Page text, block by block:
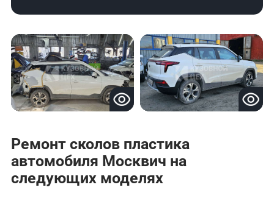
Ремонт сколов пластика
автомобиля Москвич на
следующих моделях